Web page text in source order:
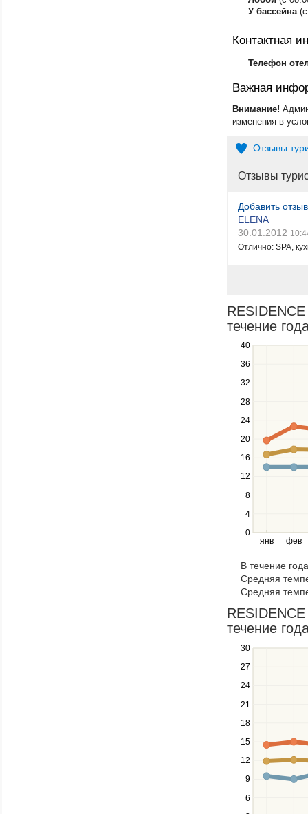
У бассейна(с
Контактная
Телефон
Важная
Внимание!
изменения в
Отзывы
Отзывы
Добавить отзыв
ELENA
30.01.2012
Отлично: SPA,
течение
янв фев
0
4
8
12
16
20
24
28
32
36
40
Use
the
and
down
to
navigate
between
series.
Use
the
and
right
keys
navigate
through
items
in
a
series.
В течение
Средняя
Средняя
течение
6
9
12
15
18
21
24
27
30
Use
the
and
down
to
navigate
series.
Use
the